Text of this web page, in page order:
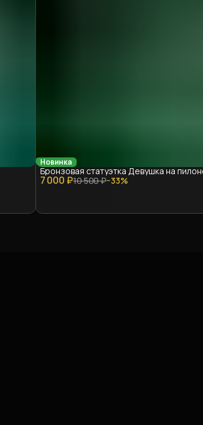
Новинка
7 000 ₽10 500 ₽−33%
Бронзовая статуэтка Девушка на